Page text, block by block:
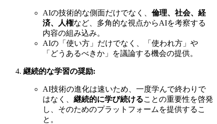
AIの技術的な側面だけでなく、 倫理、社会、経
済、人権など、多角的な視点からAIを考察する
内容の組み込み。
AIの「使い方」だけでなく、「使われ方」や
「どうあるべきか」を議論する機会の提供。
継続的な学習の奨励:
AI技術の進化は速いため、一度学んで終わりで
はなく、 継続的に学び続けることの重要性を啓発
し、そのためのプラットフォームを提供するこ
と。